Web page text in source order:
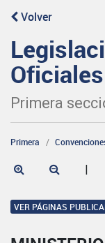
Volver
Oficiales
Primera
Primera
|
VER PÁGINAS